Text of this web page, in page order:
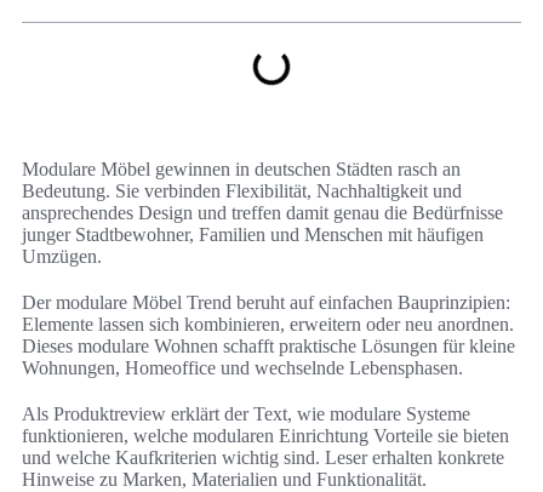
Modulare Möbel gewinnen in deutschen Städten rasch an
Bedeutung. Sie verbinden Flexibilität, Nachhaltigkeit und
ansprechendes Design und treffen damit genau die Bedürfnisse
junger Stadtbewohner, Familien und Menschen mit häufigen
Umzügen.
Der modulare Möbel Trend beruht auf einfachen Bauprinzipien:
Elemente lassen sich kombinieren, erweitern oder neu anordnen.
Dieses modulare Wohnen schafft praktische Lösungen für kleine
Wohnungen, Homeoffice und wechselnde Lebensphasen.
Als Produktreview erklärt der Text, wie modulare Systeme
funktionieren, welche modularen Einrichtung Vorteile sie bieten
und welche Kaufkriterien wichtig sind. Leser erhalten konkrete
Hinweise zu Marken, Materialien und Funktionalität.